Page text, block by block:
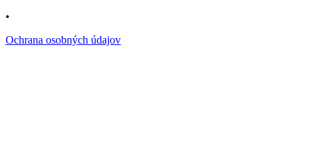
•
Ochrana osobných údajov